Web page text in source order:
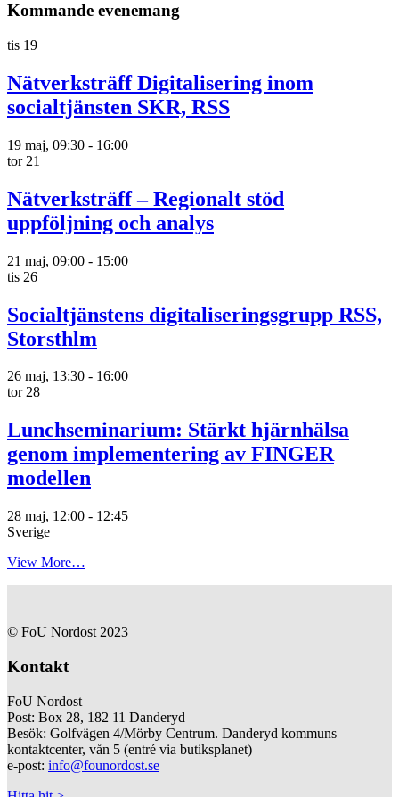
Kommande evenemang
tis 19
Nätverksträff Digitalisering inom
socialtjänsten SKR, RSS
19 maj, 09:30 - 16:00
tor 21
Nätverksträff – Regionalt stöd
uppföljning och analys
21 maj, 09:00 - 15:00
tis 26
Socialtjänstens digitaliseringsgrupp RSS,
Storsthlm
26 maj, 13:30 - 16:00
tor28
Lunchseminarium: Stärkt hjärnhälsa
genom implementering av FINGER
modellen
28 maj, 12:00 - 12:45
Sverige
View More…
© FoU Nordost 2023
Kontakt
FoU Nordost
Post: Box 28, 182 11 Danderyd
Besök: Golfvägen 4/Mörby Centrum. Danderyd kommuns
kontaktcenter, vån 5 (entré via butiksplanet)
e-post: info@founordost.se